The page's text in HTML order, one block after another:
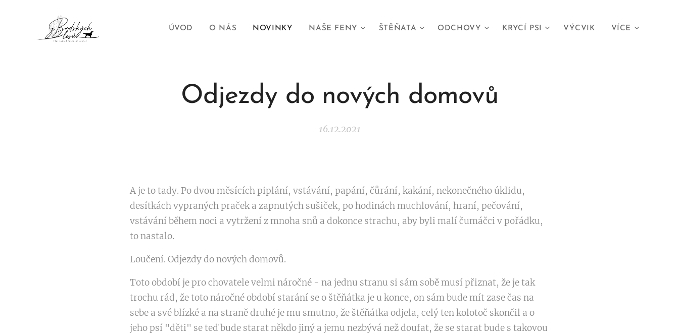
ÚVOD O NÁS NOVINKY NAŠE FENY ŠTĚŇATA ODCHOVY KRYCÍ PSI VÝCVIK VÍCE
Odjezdy do nových domovů
16.12.2021
A je to tady. Po dvou měsících piplání, vstávání, papání, čůrání, kakání, nekonečného úklidu,
desítkách vypraných praček a zapnutých sušiček, po hodinách muchlování, hraní, pečování,
vstávání během noci a vytržení z mnoha snů a dokonce strachu, aby byli malí čumáčci v pořádku,
to nastalo.
Loučení. Odjezdy do nových domovů.
Toto období je pro chovatele velmi náročné - na jednu stranu si sám sobě musí přiznat, že je tak
trochu rád, že toto náročné období starání se o štěňátka je u konce, on sám bude mít zase čas na
sebe a své blízké a na straně druhé je mu smutno, že štěňátka odjela, celý ten kolotoč skončil a o
jeho psí "děti" se teď bude starat někdo jiný a jemu nezbývá než doufat, že se starat bude s takovou